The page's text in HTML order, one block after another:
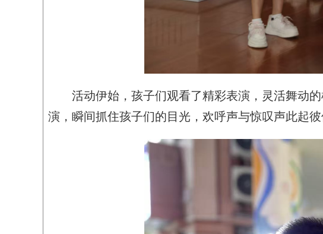
活动伊始，孩子们观看了精彩表演，灵活舞动
演，瞬间抓住孩子们的目光，欢呼声与惊叹声此起